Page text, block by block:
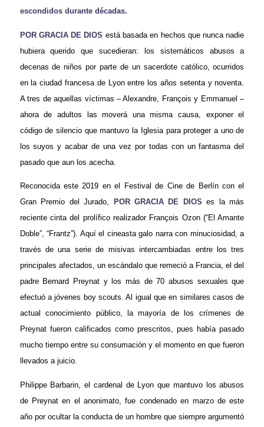
escondidos durante décadas.
POR GRACIA DE DIOS está basada en hechos que nunca nadie
hubiera querido que sucedieran: los sistemáticos abusos a
decenas de niños por parte de un sacerdote católico, ocurridos
en la ciudad francesa de Lyon entre los años setenta y noventa.
A tres de aquellas víctimas – Alexandre, François y Emmanuel –
ahora de adultos las moverá una misma causa, exponer el
código de silencio que mantuvo la Iglesia para proteger a uno de
los suyos y acabar de una vez por todas con un fantasma del
pasado que aun los acecha.
Reconocida este 2019 en el Festival de Cine de Berlín con el
Gran Premio del Jurado,
POR GRACIA DE DIOS es la más
reciente cinta del prolífico realizador François Ozon (“El Amante
Doble”, “Frantz”). Aquí el cineasta galo narra con minuciosidad, a
través de una serie de misivas intercambiadas entre los tres
principales afectados, un escándalo que remeció a Francia, el del
padre Bernard Preynat y los más de 70 abusos sexuales que
efectuó a jóvenes boy scouts. Al igual que en similares casos de
actual conocimiento público, la mayoría de los crímenes de
Preynat fueron calificados como prescritos, pues había pasado
mucho tiempo entre su consumación y el momento en que fueron
llevados a juicio.
Philippe Barbarin, el cardenal de Lyon que mantuvo los abusos
de Preynat en el anonimato, fue condenado en marzo de este
año por ocultar la conducta de un hombre que siempre argumentó